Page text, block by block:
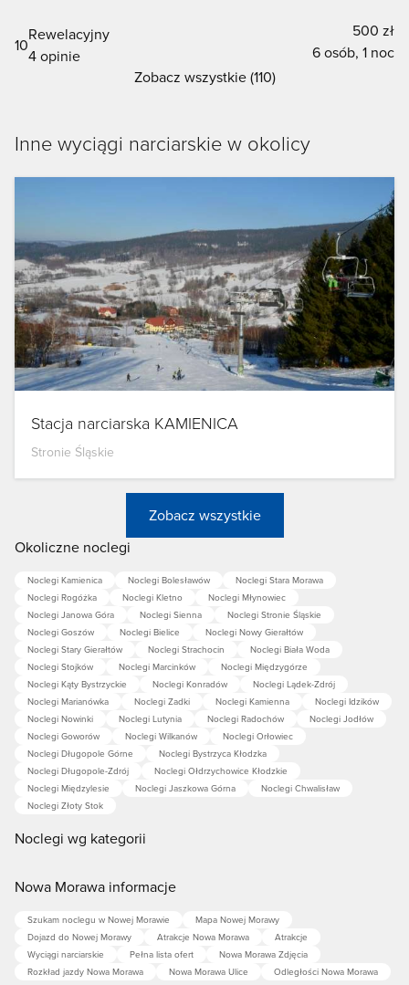
10
Rewelacyjny
4 opinie
500 zł
6 osób, 1 noc
Zobacz wszystkie (110)
Inne wyciągi narciarskie w okolicy
Stacja narciarska KAMIENICA
Stronie Śląskie
Zobacz wszystkie
Okoliczne noclegi
Noclegi Kamienica Noclegi Bolesławów
Noclegi Stara Morawa
Noclegi Rogóżka
Noclegi Kletno
Noclegi Młynowiec
Noclegi Janowa Góra
Noclegi Sienna
Noclegi Stronie Śląskie
Noclegi Goszów
Noclegi Bielice
Noclegi Nowy Gierałtów
Noclegi Stary Gierałtów
Noclegi Strachocin
Noclegi Biała Woda
Noclegi Stojków
Noclegi Marcinków
Noclegi Międzygórze
Noclegi Kąty Bystrzyckie
Noclegi Konradów
Noclegi Lądek-Zdrój
Noclegi Marianówka
Noclegi Zadki Noclegi Kamienna
Noclegi Idzików
Noclegi Nowinki
Noclegi Lutynia Noclegi Radochów
Noclegi Jodłów
Noclegi Goworów
Noclegi Wilkanów
Noclegi Orłowiec
Noclegi Długopole Górne
Noclegi Bystrzyca Kłodzka
Noclegi Długopole-Zdrój
Noclegi Ołdrzychowice Kłodzkie
Noclegi Międzylesie
Noclegi Jaszkowa Górna
Noclegi Chwalisław
Noclegi Złoty Stok
Noclegi wg kategorii
Nowa Morawa informacje
Szukam noclegu w Nowej Morawie
Mapa Nowej Morawy
Dojazd do Nowej Morawy
Atrakcje Nowa Morawa
Atrakcje
Wyciągi narciarskie
Pełna lista ofert
Nowa Morawa Zdjęcia
Rozkład jazdy Nowa Morawa
Nowa Morawa Ulice Odległości Nowa Morawa